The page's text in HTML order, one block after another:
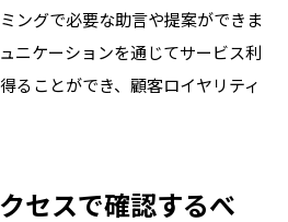
ングで必要な助言や提案ができま
ニケーションを通じてサービス利
ることができ、顧客ロイヤリティ
セスで確認するべ